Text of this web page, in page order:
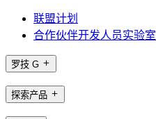
联盟计划
合作伙伴开发人员实验室
罗技 G
探索产品